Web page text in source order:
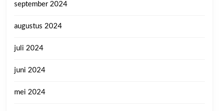
september 2024
augustus 2024
juli 2024
juni 2024
mei 2024